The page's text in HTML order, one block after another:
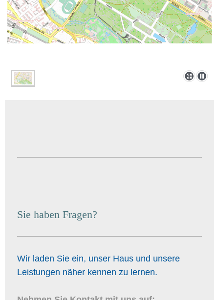
Sie haben Fragen?
Wir laden Sie ein, unser Haus und unsere
Leistungen näher kennen zu lernen.